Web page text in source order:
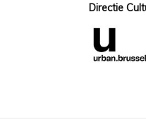
Directie